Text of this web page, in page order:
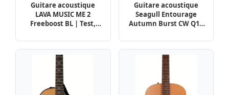
Guitare acoustique
LAVA MUSIC ME 2
Freeboost BL | Test,
Guitare acoustique
Seagull Entourage
Autumn Burst CW Q1T
Comparatif